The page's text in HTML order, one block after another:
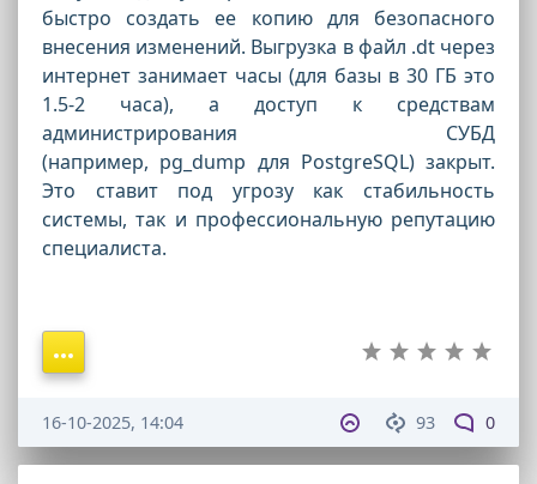
быстро создать ее копию для безопасного
внесения изменений. Выгрузка в файл .dt через
интернет занимает часы (для базы в 30 ГБ это
1.5-2 часа), а доступ к средствам
администрирования СУБД
(например, pg_dump для PostgreSQL) закрыт.
Это ставит под угрозу как стабильность
системы, так и профессиональную репутацию
специалиста.
93 0
16-10-2025, 14:04